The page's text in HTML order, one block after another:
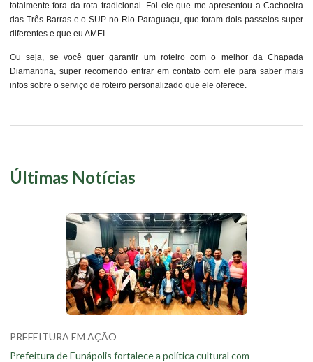
totalmente fora da rota tradicional. Foi ele que me apresentou a Cachoeira
das Três Barras e o SUP no Rio Paraguaçu, que foram dois passeios super
diferentes e que eu AMEI.
Ou seja, se você quer garantir um roteiro com o melhor da Chapada
Diamantina, super recomendo entrar em contato com ele para saber mais
infos sobre o serviço de roteiro personalizado que ele oferece.
Últimas Notícias
PREFEITURA EM AÇÃO
Prefeitura de Eunápolis fortalece a política cultural com